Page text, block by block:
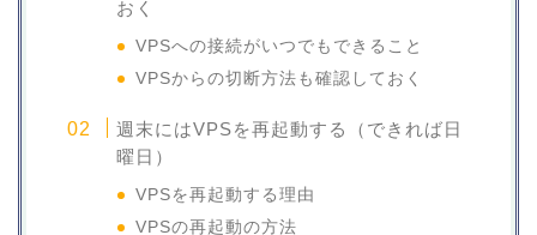
おく
VPSへの接続がいつでもできること
VPSからの切断方法も確認しておく
週末にはVPSを再起動する（できれば日
曜日）
VPSを再起動する理由
VPSの再起動の方法